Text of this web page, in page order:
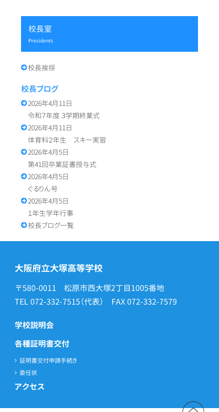
校長室
presidents
校長挨拶
校長ブログ
2026年4月11日
令和７年度 ３学期終業式
2026年4月11日
体育科２年生 スキー実習
2026年4月5日
第41回卒業証書授与式
2026年4月5日
ぐるりん号
2026年4月5日
１年生学年行事
校長ブログ一覧
大阪府立大塚高等学校
〒580-0011 松原市西大塚2丁目1005番地
TEL072-332-7515（代表） FAX072-332-7579
学校説明会
各種証明書交付
証明書交付申請手続き
委任状
アクセス